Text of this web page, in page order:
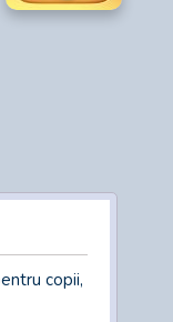
copii,